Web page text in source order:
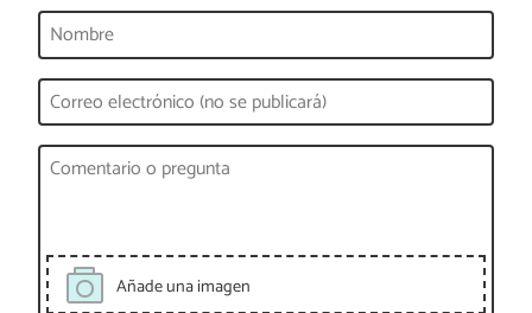
Añade una imagen